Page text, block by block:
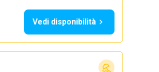
Vedi disponibilità